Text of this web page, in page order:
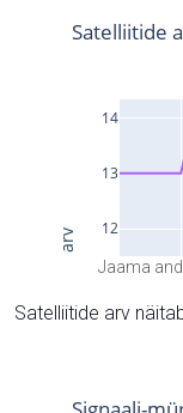
Jaama
Satelliitide arv